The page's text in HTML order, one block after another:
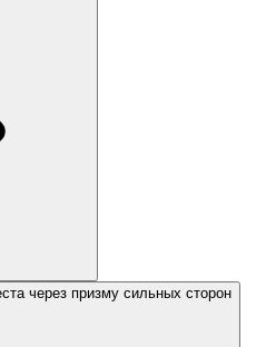
через призму сильных сторон